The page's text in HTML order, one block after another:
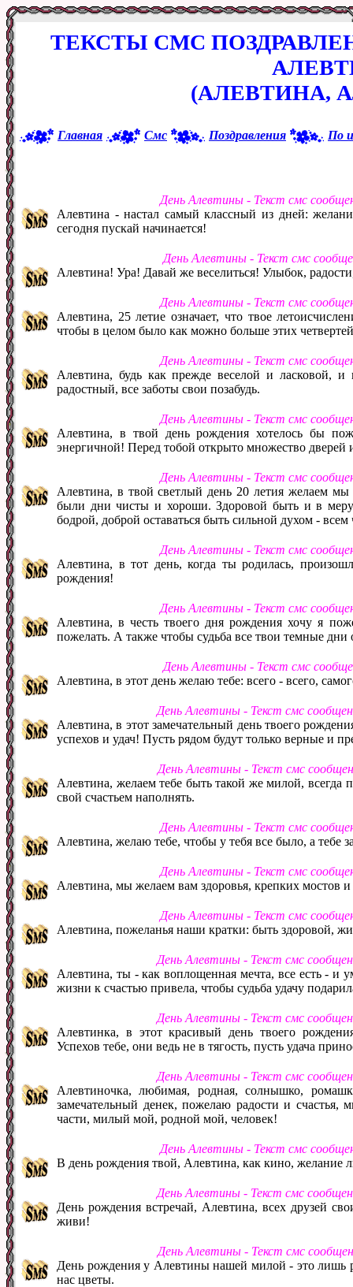
ТЕКСТЫ СМС
(АЛЕВТИНА,
Главная Смс Поздравления По
День Алевтины - Текст смс
Алевтина - настал самый классный из дней:
сегодня пускай начинается!
День Алевтины - Текст смс
Алевтина! Ура! Давай же веселиться! Улыбок,
День Алевтины - Текст смс
Алевтина, 25 летие означает, что твое
чтобы в целом было как можно больше этих
День Алевтины - Текст смс
Алевтина, будь как прежде веселой и ласковой,
радостный, все заботы свои позабудь.
День Алевтины - Текст смс
Алевтина, в твой день рождения хотелось бы
энергичной! Перед тобой открыто множество дверей
День Алевтины - Текст смс
Алевтина, в твой светлый день 20 летия желаем
были дни чисты и хороши. Здоровой быть и в меру
бодрой, доброй оставаться быть сильной духом - всем
День Алевтины - Текст смс
Алевтина, в тот день, когда ты родилась,
рождения!
День Алевтины - Текст смс
Алевтина, в честь твоего дня рождения хочу я
пожелать. А также чтобы судьба все твои темные дни
День Алевтины - Текст смс
Алевтина, в этот день желаю тебе: всего - всего,
День Алевтины - Текст смс
Алевтина, в этот замечательный день твоего
успехов и удач! Пусть рядом будут только верные и
День Алевтины - Текст смс
Алевтина, желаем тебе быть такой же милой, всегда
свой счастьем наполнять.
День Алевтины - Текст смс
Алевтина, желаю тебе, чтобы у тебя все было, а тебе
День Алевтины - Текст смс
Алевтина, мы желаем вам здоровья, крепких мостов
День Алевтины - Текст смс
Алевтина, пожеланья наши кратки: быть здоровой,
День Алевтины - Текст смс
Алевтина, ты - как воплощенная мечта, все есть - и
жизни к счастью привела, чтобы судьба удачу
День Алевтины - Текст смс
Алевтинка, в этот красивый день твоего
Успехов тебе, они ведь не в тягость, пусть удача
День Алевтины - Текст смс
Алевтиночка, любимая, родная, солнышко,
замечательный денек, пожелаю радости и счастья,
части, милый мой, родной мой, человек!
День Алевтины - Текст смс
В день рождения твой, Алевтина, как кино, желание
День Алевтины - Текст смс
День рождения встречай, Алевтина, всех друзей
живи!
День Алевтины - Текст смс
День рождения у Алевтины нашей милой - это лишь
нас цветы.